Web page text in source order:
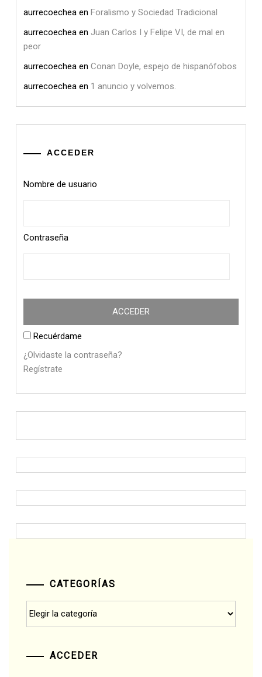
aurrecoechea en Foralismo y Sociedad Tradicional
aurrecoechea en Juan Carlos I y Felipe VI, de mal en
peor
aurrecoechea en Conan Doyle, espejo de hispanófobos
aurrecoechea en 1 anuncio y volvemos.
ACCEDER
Nombre de usuario
Contraseña
Recuérdame
¿Olvidaste la contraseña?
Regístrate
CATEGORÍAS
ACCEDER